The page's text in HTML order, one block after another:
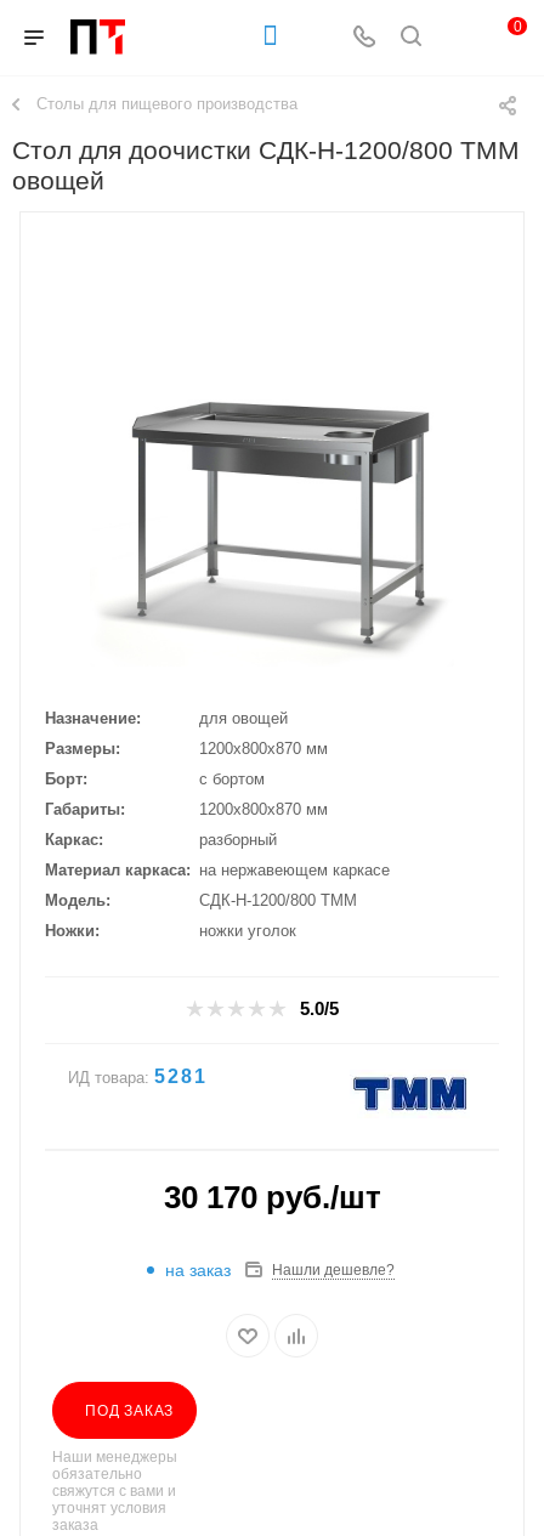
0
Столы для пищевого производства
Стол для доочистки СДК-Н-1200/800 ТММ
овощей
Назначение
для овощей
Размеры
1200х800х870 мм
Борт
с бортом
Габариты
1200х800х870 мм
Каркас
разборный
Материал каркаса
на нержавеющем каркасе
Модель
СДК-Н-1200/800 ТММ
Ножки
ножки уголок
5.0/5
ИД товара: 5281
30 170руб./шт
на заказ Нашли дешевле?
ПОД ЗАКАЗ
Наши менеджеры
обязательно
свяжутся с вами и
уточнят условия
заказа